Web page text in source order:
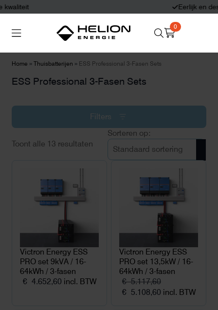
0
Home » Thuisbatterijen » ESS Professional 3-Fasen Sets
ESS Professional 3-Fasen Sets
Filters
Toont alle 13 resultaten
Victron Energy ESS
PRO set 9kVA / 16-
64kWh / 3-fasen
€ 4.652,60 incl. BTW
Victron Energy ESS
PRO set 13,5kW / 16-
64kWh / 3-fasen
€5.117,60
Oorspronkelijke
€ 5.108,60 Huidige
incl. BTW
Thuisbatterijen Zonnepanelen
Laadpalen
Aansluiten,